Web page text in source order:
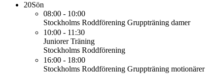
20Sön
08:00 - 10:00
Stockholms Roddförening Gruppträning damer
10:00 - 11:30
Juniorer Träning
Stockholms Roddförening
16:00 - 18:00
Stockholms Roddförening Gruppträning motionärer